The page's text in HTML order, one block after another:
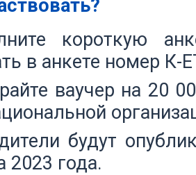
короткую
в анкете номер
ваучер на 20
будут
2023 года.